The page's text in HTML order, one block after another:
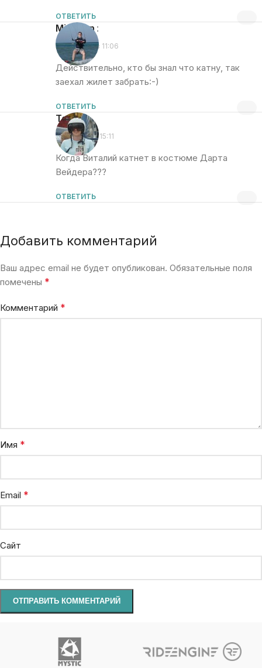
ОТВЕТИТЬ
Mishgan :
30.06.2014 в 11:06
Действительно, кто бы знал что катну, так
заехал жилет забрать:-)
ОТВЕТИТЬ
Толян:
01.07.2014 в 15:11
Когда Виталий катнет в костюме Дарта
Вейдера???
ОТВЕТИТЬ
Добавить комментарий
Ваш адрес email не будет опубликован. Обязательные поля
помечены *
Комментарий *
Имя *
Email *
Сайт